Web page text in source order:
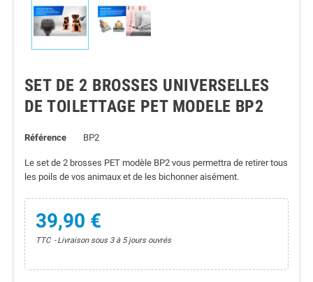
SET DE 2 BROSSES UNIVERSELLES
DE TOILETTAGE PET MODELE BP2
Référence BP2
Le set de 2 brosses PET modèle BP2 vous permettra de retirer tous
les poils de vos animaux et de les bichonner aisément.
39,90 €
TTC Livraison sous 3 à 5 jours ouvrés